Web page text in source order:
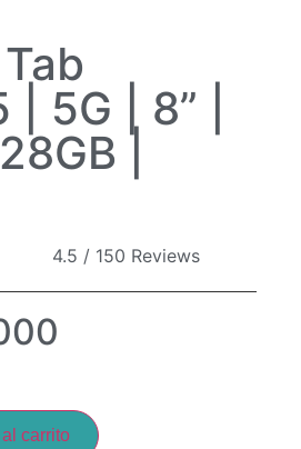
5G | 8” |
|
4.5 / 150 Reviews
carrito